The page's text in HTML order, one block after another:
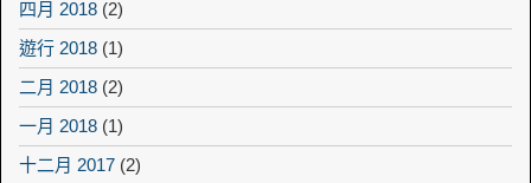
四月 2018 (2)
遊行 2018 (1)
二月 2018 (2)
一月 2018 (1)
十二月 2017 (2)